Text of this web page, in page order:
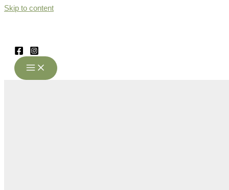
Skip to content